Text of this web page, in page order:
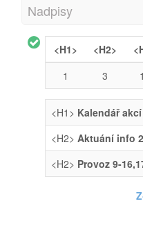
Nadpisy
<H1> <H2>
1
3
<H1> Kalendář akcí
<H2> Aktuání info
<H2> Provoz 9-